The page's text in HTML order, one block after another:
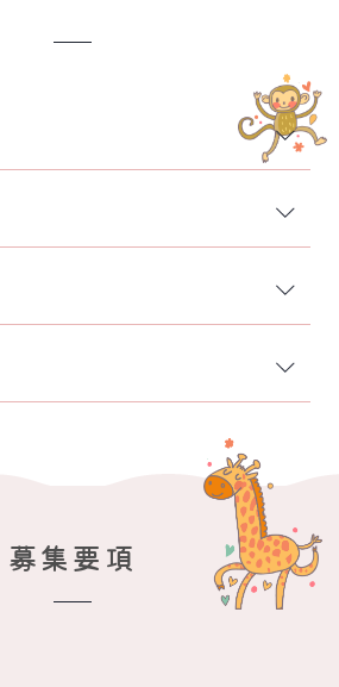
募集要項